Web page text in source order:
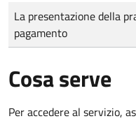
Tipo di pagamento
Importo
La presentazione della
pagamento
Cosa serve
Per accedere al servizio,